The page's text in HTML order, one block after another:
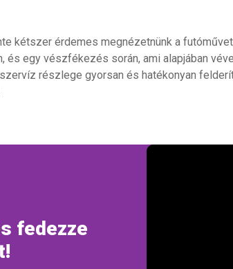
kétszer érdemes megnézetnünk a
és egy vészfékezés során, ami alapjában
részlege gyorsan és hatékonyan
fedezze